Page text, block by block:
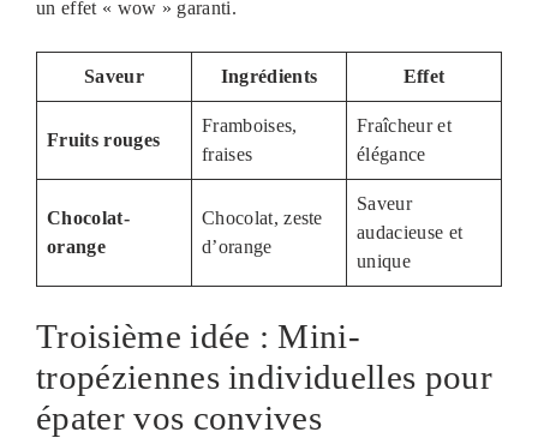
un effet « wow » garanti.
Saveur Ingrédients Effet
Fruits rouges
Framboises,
fraises
Fraîcheur et
élégance
Chocolat-
orange
Chocolat, zeste
d’orange
Saveur
audacieuse et
unique
Troisième idée : Mini-
tropéziennes individuelles pour
épater vos convives